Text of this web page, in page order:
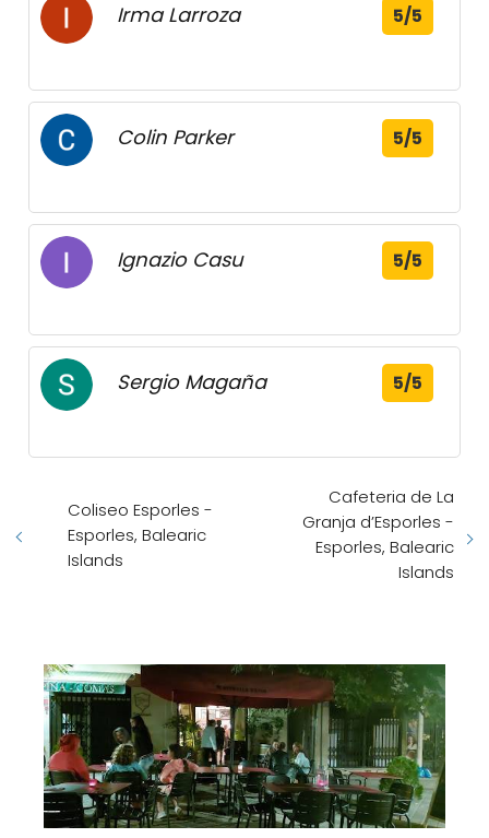
Irma Larroza 5/5
Colin Parker 5/5
Ignazio Casu 5/5
Sergio Magaña 5/5
Coliseo Esporles -
Esporles, Balearic
Islands
Cafeteria de La
Granja d’Esporles -
Esporles, Balearic
Islands